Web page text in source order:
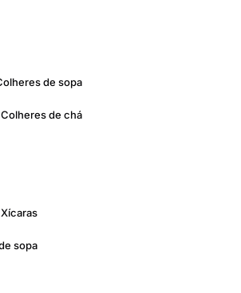
de sopa
Colheres de chá
Xícaras
sopa